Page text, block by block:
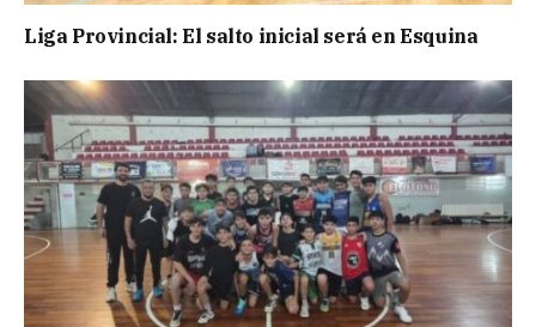
Liga Provincial: El salto inicial será en Esquina